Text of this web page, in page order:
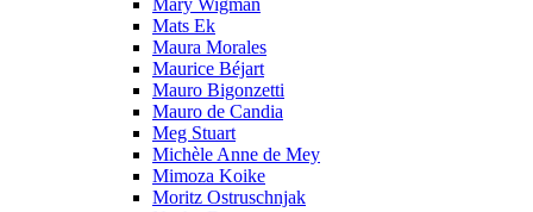
Mats Ek
Maura Morales
Maurice Béjart
Mauro Bigonzetti
Mauro de Candia
Meg Stuart
Michèle Anne de Mey
Mimoza Koike
Moritz Ostruschnjak